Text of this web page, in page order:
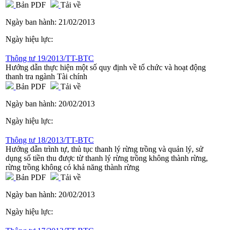
Bản PDF
Tải về
Ngày ban hành: 21/02/2013
Ngày hiệu lực:
Thông tư 19/2013/TT-BTC
Hướng dẫn thực hiện một số quy định về tổ chức và hoạt động
thanh tra ngành Tài chính
Bản PDF
Tải về
Ngày ban hành: 20/02/2013
Ngày hiệu lực:
Thông tư 18/2013/TT-BTC
Hướng dẫn trình tự, thủ tục thanh lý rừng trồng và quản lý, sử
dụng số tiền thu được từ thanh lý rừng trồng không thành rừng,
rừng trồng không có khả năng thành rừng
Bản PDF
Tải về
Ngày ban hành: 20/02/2013
Ngày hiệu lực: